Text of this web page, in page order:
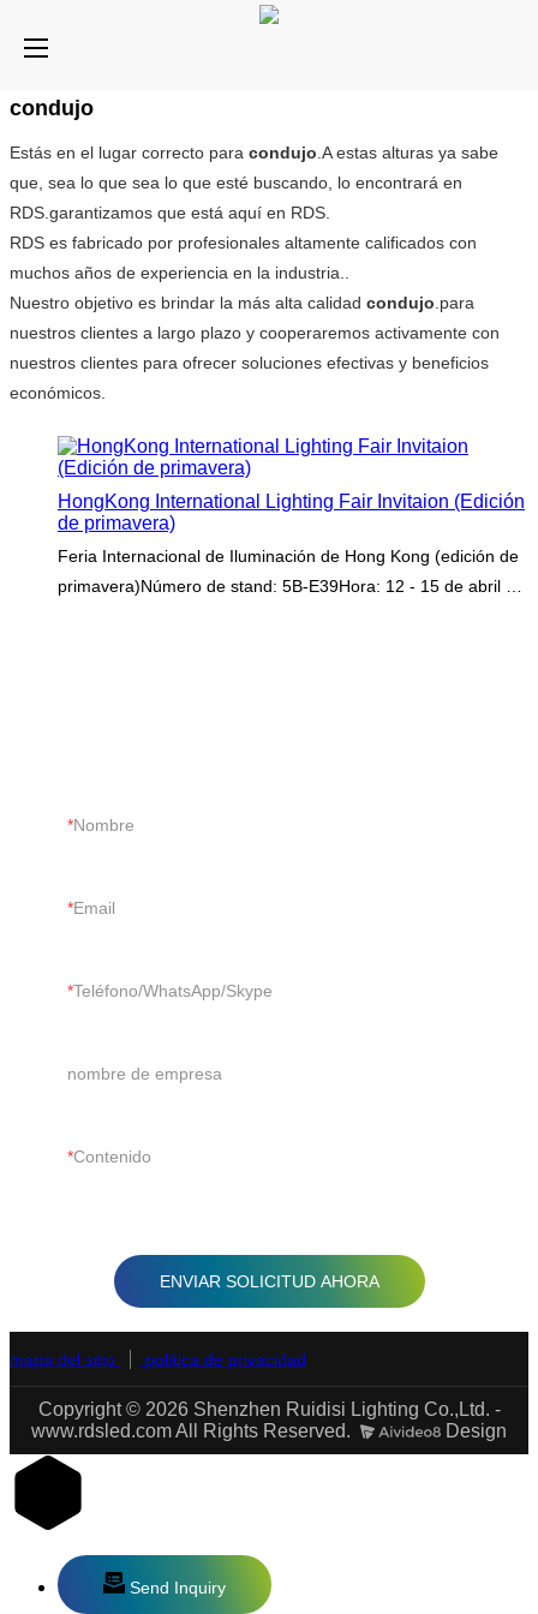
condujo
Estás en el lugar correcto para condujo .A estas alturas ya sabe
que, sea lo que sea lo que esté buscando, lo encontrará en
RDS.garantizamos que está aquí en RDS.
RDS es fabricado por profesionales altamente calificados con
muchos años de experiencia en la industria..
Nuestro objetivo es brindar la más alta calidad condujo .para
nuestros clientes a largo plazo y cooperaremos activamente con
nuestros clientes para ofrecer soluciones efectivas y beneficios
económicos.
HongKong International Lighting Fair Invitaion (Edición
de primavera)
Feria Internacional de Iluminación de Hong Kong (edición de
primavera)Número de stand: 5B-E39Hora: 12 - 15 de abril de
Nombre
Email
Teléfono/WhatsApp/Skype
nombre de empresa
Contenido
ENVIAR SOLICITUD AHORA
mapa del sitio política de privacidad
Copyright © 2026 Shenzhen Ruidisi Lighting Co.,Ltd. -
www.rdsled.com All Rights Reserved.
Design
Send Inquiry